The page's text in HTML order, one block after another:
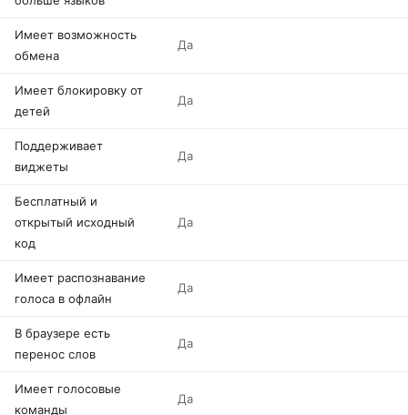
Имеет возможность
обмена
Да
Имеет блокировку от
детей
Да
Поддерживает
виджеты
Да
Бесплатный и
открытый исходный
код
Да
Имеет распознавание
голоса в офлайн
Да
В браузере есть
перенос слов
Да
Имеет голосовые
команды
Да